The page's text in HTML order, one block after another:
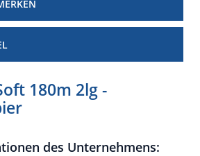
180m 2lg -
des Unternehmens: